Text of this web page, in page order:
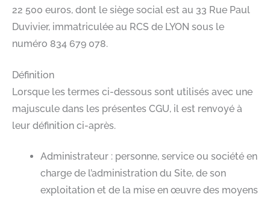
22 500 euros, dont le siège social est au 33 Rue Paul
Duvivier, immatriculée au RCS de LYON sous le
numéro 834 679 078.
Définition
Lorsque les termes ci-dessous sont utilisés avec une
majuscule dans les présentes CGU, il est renvoyé à
leur définition ci-après.
Administrateur : personne, service ou société en
charge de l’administration du Site, de son
exploitation et de la mise en œuvre des moyens